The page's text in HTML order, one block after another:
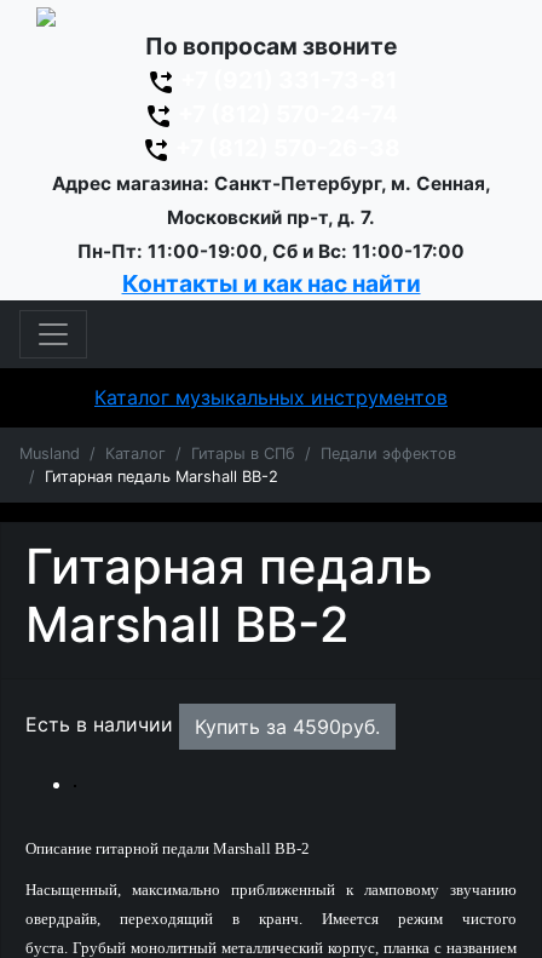
По вопросам звоните
Адрес магазина: Санкт-Петербург, м. Сенная,
Московский пр-т, д. 7.
Пн-Пт: 11:00-19:00, Сб и Вс: 11:00-17:00
Контакты и как нас найти
Каталог музыкальных инструментов
Musland Каталог Гитары в СПб
Педали эффектов
Гитарная педаль Marshall BB-2
Гитарная педаль
Marshall BB-2
Есть в наличии Купить за 4590руб.
Описание гитарной педали Marshall BB-2
Насыщенный, максимально приближенный к ламповому звучанию
овердрайв, переходящий в кранч. Имеется режим чистого
буста. Грубый монолитный металлический корпус, планка с названием